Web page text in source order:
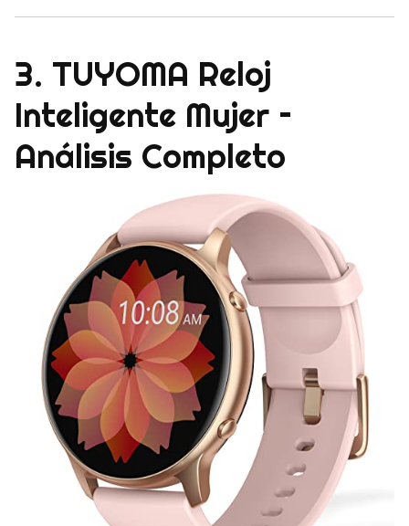
3. TUYOMA Reloj
Inteligente Mujer –
Análisis Completo